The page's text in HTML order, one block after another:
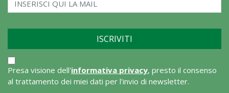
Presa visione dell'informativa privacy, presto il consenso
al trattamento dei miei dati per l'invio di newsletter.